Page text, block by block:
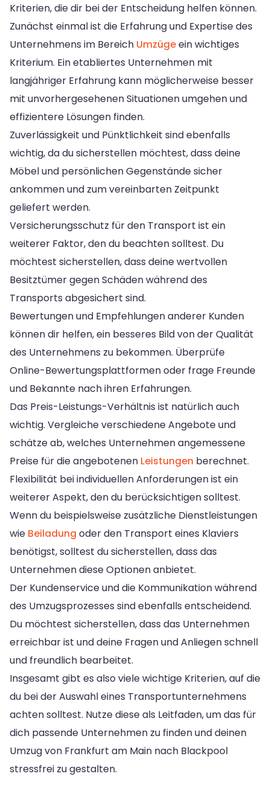
Kriterien, die dir bei der Entscheidung helfen können.
Zunächst einmal ist die Erfahrung und Expertise des
Unternehmens im Bereich Umzügeein wichtiges
Kriterium. Ein etabliertes Unternehmen mit
langjähriger Erfahrung kann möglicherweise besser
mit unvorhergesehenen Situationen umgehen und
effizientere Lösungen finden.
Zuverlässigkeit und Pünktlichkeit sind ebenfalls
wichtig, da du sicherstellen möchtest, dass deine
Möbel und persönlichen Gegenstände sicher
ankommen und zum vereinbarten Zeitpunkt
geliefert werden.
Versicherungsschutz für den Transport ist ein
weiterer Faktor, den du beachten solltest. Du
möchtest sicherstellen, dass deine wertvollen
Besitztümer gegen Schäden während des
Transports abgesichert sind.
Bewertungen und Empfehlungen anderer Kunden
können dir helfen, ein besseres Bild von der Qualität
des Unternehmens zu bekommen. Überprüfe
Online-Bewertungsplattformen oder frage Freunde
und Bekannte nach ihren Erfahrungen.
Das Preis-Leistungs-Verhältnis ist natürlich auch
wichtig. Vergleiche verschiedene Angebote und
schätze ab, welches Unternehmen angemessene
Preise für die angebotenen Leistungen berechnet.
Flexibilität bei individuellen Anforderungen ist ein
weiterer Aspekt, den du berücksichtigen solltest.
Wenn du beispielsweise zusätzliche Dienstleistungen
wie Beiladung oder den Transport eines Klaviers
benötigst, solltest du sicherstellen, dass das
Unternehmen diese Optionen anbietet.
Der Kundenservice und die Kommunikation während
des Umzugsprozesses sind ebenfalls entscheidend.
Du möchtest sicherstellen, dass das Unternehmen
erreichbar ist und deine Fragen und Anliegen schnell
und freundlich bearbeitet.
Insgesamt gibt es also viele wichtige Kriterien, auf die
du bei der Auswahl eines Transportunternehmens
achten solltest. Nutze diese als Leitfaden, um das für
dich passende Unternehmen zu finden und deinen
Umzug von Frankfurt am Main nach Blackpool
stressfrei zu gestalten.